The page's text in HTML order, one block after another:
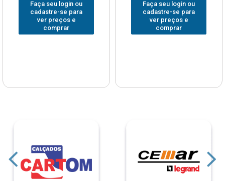
Faça seu login ou
cadastre-se para
ver preços e
comprar
Faça seu login ou
cadastre-se para
ver preços e
comprar